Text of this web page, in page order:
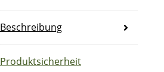
Beschreibung
Produktsicherheit